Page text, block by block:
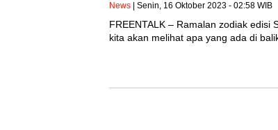
News | Senin, 16 Oktober 2023 - 02:58 WIB
FREENTALK – Ramalan zodiak edisi
kita akan melihat apa yang ada di